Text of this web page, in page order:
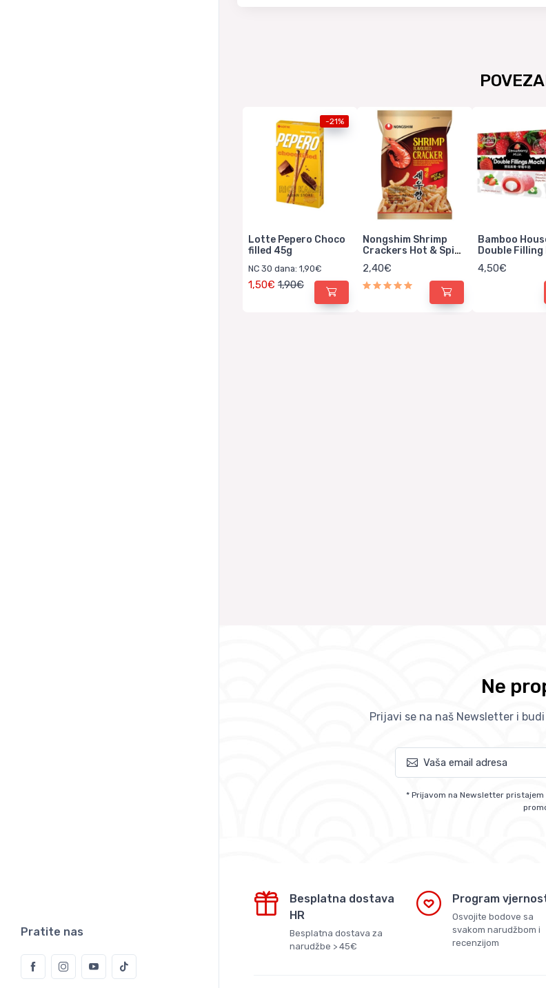
Pratite nas
-21%
Lotte Pepero Choco
filled 45g
NC 30 dana: 1,90€
1,50€ 1,90€
Nongshim Shrimp
Crackers Hot & Spicy
75g
2,40€
Bamboo
Double Filling
Strawberry
180g
4,50€
Ne
Prijavi se na naš Newsletter i
* Prijavom na Newsletter
Besplatna dostava
HR
Besplatna dostava za
narudžbe > 45€
Program
Osvojite bodove sa
svakom narudžbom i
recenzijom